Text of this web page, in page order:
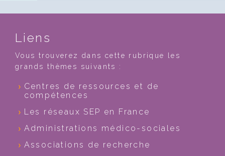
Liens
Vous trouverez dans cette rubrique les
grands thèmes suivants :
Centres de ressources et de
compétences
Les réseaux SEP en France
Administrations médico-sociales
Associations de recherche